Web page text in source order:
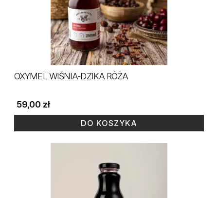
OXYMEL WIŚNIA-DZIKA RÓŻA
59,00 zł
DO KOSZYKA